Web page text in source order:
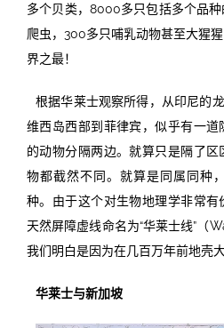
多个贝类，8000多只包括多个品
爬虫，300多只哺乳动物甚至大猩
界之最！
根据华莱士观察所得，从印尼的
维西岛西部到菲律宾，似乎有一
的动物分隔两边。就算只是隔了
物都截然不同。就算是同属同种
种。由于这个对生物地理学非常
天然屏障虚线命名为“华莱士线”（
我们明白是因为在几百万年前地壳
华莱士与新加坡